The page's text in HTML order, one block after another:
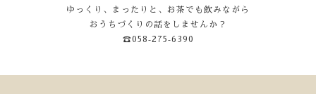
ゆっくり、まったりと、お茶でも飲みながら
おうちづくりの話をしませんか？
☎058‐275‐6390